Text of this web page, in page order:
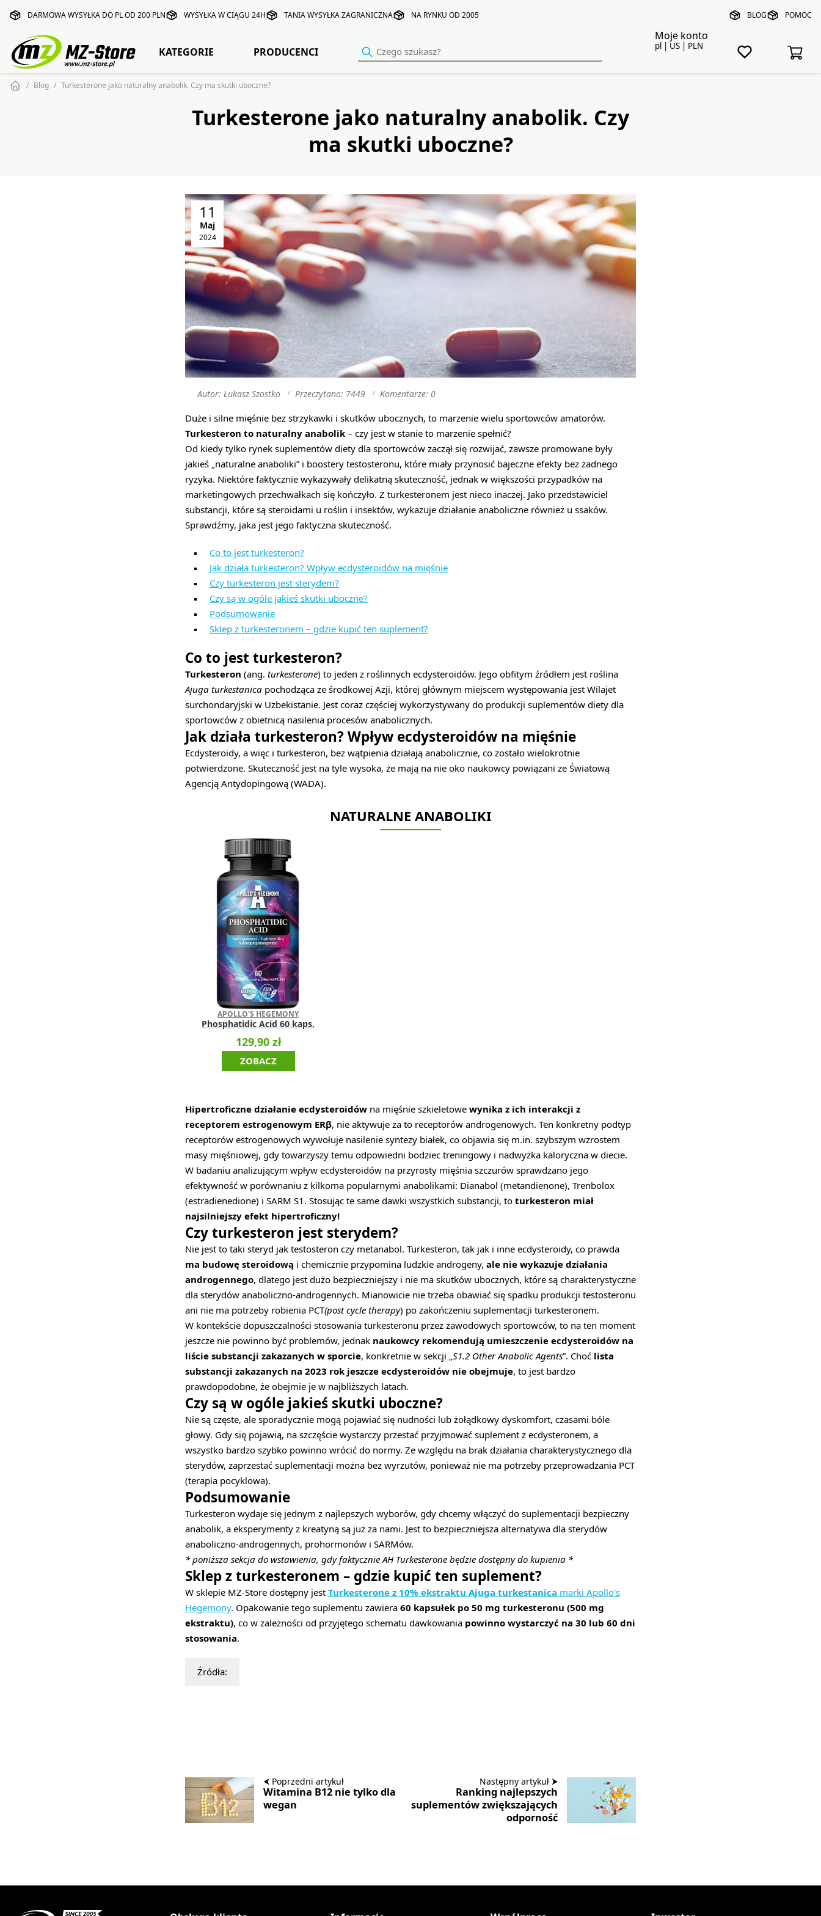
DARMOWA WYSYŁKA DO PL OD 200 PLN WYSYŁKA W CIĄGU 24H TANIA WYSYŁKA ZAGRANICZNA NA RYNKU OD 2005 BLOG POMOC
Moje konto
pl | US | PLN
KATEGORIE PRODUCENCI
Blog Turkesterone jako naturalny anabolik. Czy ma skutki uboczne?
Turkesterone jako naturalny anabolik. Czy
ma skutki uboczne?
11
Maj
2024
Autor: Łukasz Szostko Przeczytano: 7449 Komentarze: 0
Duże i silne mięśnie bez strzykawki i skutków ubocznych, to marzenie wielu sportowców amatorów.
Turkesteron to naturalny anabolik – czy jest w stanie to marzenie spełnić?
Od kiedy tylko rynek suplementów diety dla sportowców zaczął się rozwijać, zawsze promowane były
jakieś „naturalne anaboliki” i boostery testosteronu, które miały przynosić bajeczne efekty bez żadnego
ryzyka. Niektóre faktycznie wykazywały delikatną skuteczność, jednak w większości przypadków na
marketingowych przechwałkach się kończyło. Z turkesteronem jest nieco inaczej. Jako przedstawiciel
substancji, które są steroidami u roślin i insektów, wykazuje działanie anaboliczne również u ssaków.
Sprawdźmy, jaka jest jego faktyczna skuteczność.
Co to jest turkesteron?
Jak działa turkesteron? Wpływ ecdysteroidów na mięśnie
Czy turkesteron jest sterydem?
Czy są w ogóle jakieś skutki uboczne?
Podsumowanie
Sklep z turkesteronem – gdzie kupić ten suplement?
Co to jest turkesteron?
Turkesteron (ang. turkesterone) to jeden z roślinnych ecdysteroidów. Jego obfitym źródłem jest roślina
Ajuga turkestanica pochodząca ze środkowej Azji, której głównym miejscem występowania jest Wilajet
surchondaryjski w Uzbekistanie. Jest coraz częściej wykorzystywany do produkcji suplementów diety dla
sportowców z obietnicą nasilenia procesów anabolicznych.
Jak działa turkesteron? Wpływ ecdysteroidów na mięśnie
Ecdysteroidy, a więc i turkesteron, bez wątpienia działają anabolicznie, co zostało wielokrotnie
potwierdzone. Skuteczność jest na tyle wysoka, że mają na nie oko naukowcy powiązani ze Światową
Agencją Antydopingową (WADA).
NATURALNE ANABOLIKI
APOLLO'S HEGEMONY
Phosphatidic Acid 60 kaps.
129,90 zł
ZOBACZ
Hipertroficzne działanie ecdysteroidów na mięśnie szkieletowe wynika z ich interakcji z
receptorem estrogenowym ERβ , nie aktywuje za to receptorów androgenowych. Ten konkretny podtyp
receptorów estrogenowych wywołuje nasilenie syntezy białek, co objawia się m.in. szybszym wzrostem
masy mięśniowej, gdy towarzyszy temu odpowiedni bodziec treningowy i nadwyżka kaloryczna w diecie.
W badaniu analizującym wpływ ecdysteroidów na przyrosty mięśnia szczurów sprawdzano jego
efektywność w porównaniu z kilkoma popularnymi anabolikami: Dianabol (metandienone), Trenbolox
(estradienedione) i SARM S1. Stosując te same dawki wszystkich substancji, to turkesteron miał
najsilniejszy efekt hipertroficzny!
Czy turkesteron jest sterydem?
Nie jest to taki steryd jak testosteron czy metanabol. Turkesteron, tak jak i inne ecdysteroidy, co prawda
ma budowę steroidową i chemicznie przypomina ludzkie androgeny, ale nie wykazuje działania
androgennego , dlatego jest dużo bezpieczniejszy i nie ma skutków ubocznych, które są charakterystyczne
dla sterydów anaboliczno-androgennych. Mianowicie nie trzeba obawiać się spadku produkcji testosteronu
ani nie ma potrzeby robienia PCT(post cycle therapy) po zakończeniu suplementacji turkesteronem.
W kontekście dopuszczalności stosowania turkesteronu przez zawodowych sportowców, to na ten moment
jeszcze nie powinno być problemów, jednak naukowcy rekomendują umieszczenie ecdysteroidów na
liście substancji zakazanych w sporcie , konkretnie w sekcji „ S1.2 Other Anabolic Agents”. Choć lista
substancji zakazanych na 2023 rok jeszcze ecdysteroidów nie obejmuje , to jest bardzo
prawdopodobne, że obejmie je w najbliższych latach.
Czy są w ogóle jakieś skutki uboczne?
Nie są częste, ale sporadycznie mogą pojawiać się nudności lub żołądkowy dyskomfort, czasami bóle
głowy. Gdy się pojawią, na szczęście wystarczy przestać przyjmować suplement z ecdysteronem, a
wszystko bardzo szybko powinno wrócić do normy. Ze względu na brak działania charakterystycznego dla
sterydów, zaprzestać suplementacji można bez wyrzutów, ponieważ nie ma potrzeby przeprowadzania PCT
(terapia pocyklowa).
Podsumowanie
Turkesteron wydaje się jednym z najlepszych wyborów, gdy chcemy włączyć do suplementacji bezpieczny
anabolik, a eksperymenty z kreatyną są już za nami. Jest to bezpieczniejsza alternatywa dla sterydów
anaboliczno-androgennych, prohormonów i SARMów.
* poniższa sekcja do wstawienia, gdy faktycznie AH Turkesterone będzie dostępny do kupienia *
Sklep z turkesteronem – gdzie kupić ten suplement?
W sklepie MZ-Store dostępny jest Turkesterone z 10% ekstraktu Ajuga turkestanica marki Apollo’s
Hegemony. Opakowanie tego suplementu zawiera 60 kapsułek po 50 mg turkesteronu (500 mg
ekstraktu) , co w zależności od przyjętego schematu dawkowania powinno wystarczyć na 30 lub 60 dni
stosowania
Źródła:
⮜ Poprzedni artykuł
Witamina B12 nie tylko dla
wegan
Następny artykuł ⮞
Ranking najlepszych
suplementów zwiększających
odporność